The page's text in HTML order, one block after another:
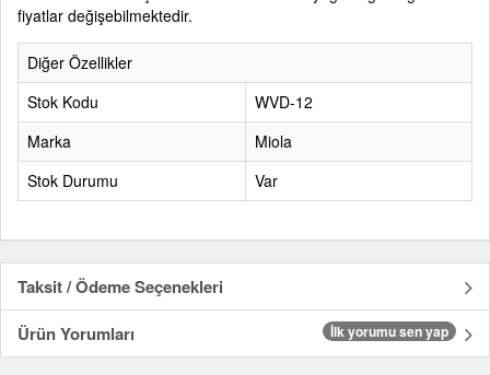
fiyatlar değişebilmektedir.
Diğer Özellikler
Stok Kodu
WVD-12
Marka
Miola
Stok Durumu
Var
Taksit / Ödeme Seçenekleri
Ürün Yorumları
İlk yorumu sen yap